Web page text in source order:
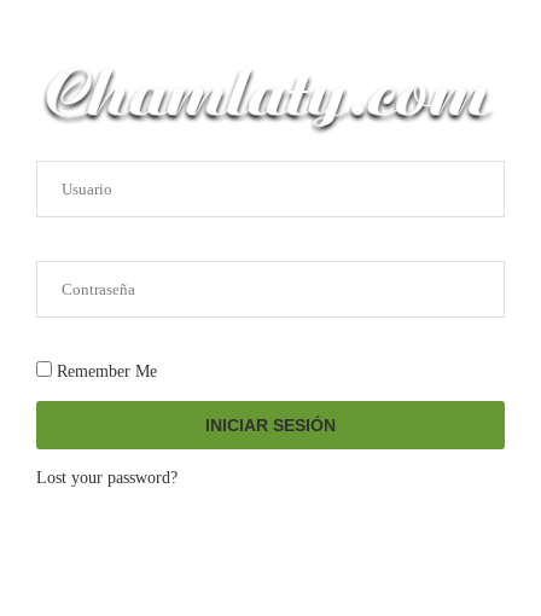
Remember Me
INICIAR SESIÓN
Lost your password?